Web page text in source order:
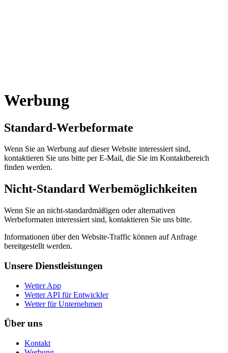
Werbung
Standard-Werbeformate
Wenn Sie an Werbung auf dieser Website interessiert sind,
kontaktieren Sie uns bitte per E-Mail, die Sie im Kontaktbereich
finden werden.
Nicht-Standard Werbemöglichkeiten
Wenn Sie an nicht-standardmäßigen oder alternativen
Werbeformaten interessiert sind, kontaktieren Sie uns bitte.
Informationen über den Website-Traffic können auf Anfrage
bereitgestellt werden.
Unsere Dienstleistungen
Wetter App
Wetter API für Entwickler
Wetter für Unternehmen
Über uns
Kontakt